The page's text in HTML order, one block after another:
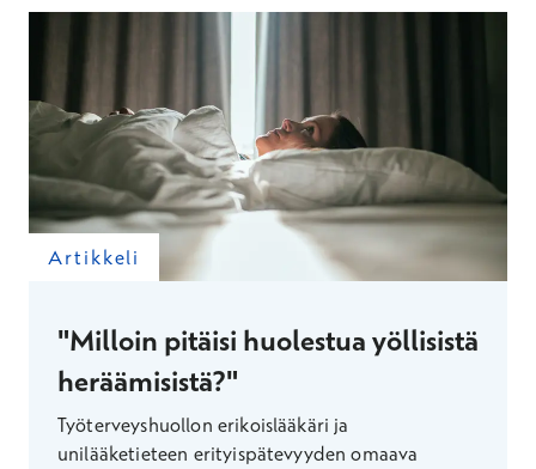
Artikkeli
"Milloin pitäisi huolestua yöllisistä
heräämisistä?"
Työterveyshuollon erikoislääkäri ja
unilääketieteen erityispätevyyden omaava